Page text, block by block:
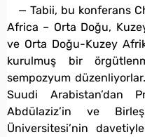
— Tabii, bu konferans
Africa – Orta Doğu,
ve Orta Doğu-Kuzey
kurulmuş bir
sempozyum
Suudi Arabistan’dan
Abdülaziz’in ve
Üniversitesi’nin